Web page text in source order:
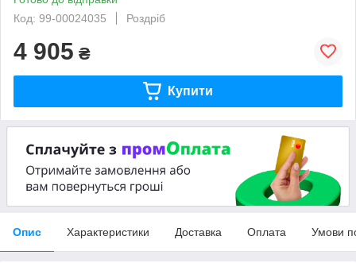
Код: 99-00024035
Роздріб
4 905 ₴
Купити
Опис Характеристики Доставка Оплата Умови